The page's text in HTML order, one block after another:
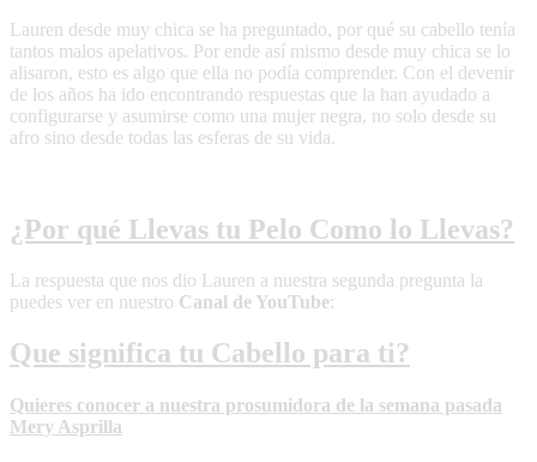
Lauren desde muy chica se ha preguntado, por qué su cabello tenía
tantos malos apelativos. Por ende así mismo desde muy chica se lo
alisaron, esto es algo que ella no podía comprender. Con el devenir
de los años ha ido encontrando respuestas que la han ayudado a
configurarse y asumirse como una mujer negra, no solo desde su
afro sino desde todas las esferas de su vida.
¿Por qué Llevas tu Pelo Como lo Llevas?
La respuesta que nos dio Lauren a nuestra segunda pregunta la
puedes ver en nuestro Canal de YouTube:
Que significa tu Cabello para ti?
Quieres conocer a nuestra prosumidora de la semana pasada
Mery Asprilla